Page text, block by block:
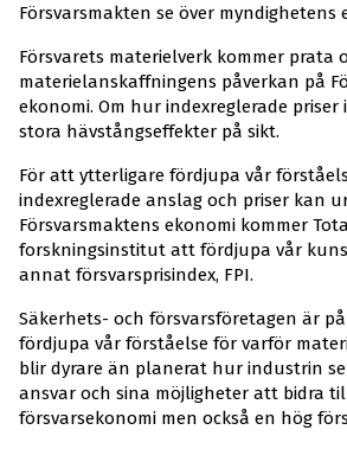
Försvarsmakten se över myndighetens
Försvarets materielverk kommer prata
materielanskaffningens påverkan på
ekonomi. Om hur indexreglerade priser
stora hävstångseffekter på sikt.
För att ytterligare fördjupa vår
indexreglerade anslag och priser kan
Försvarsmaktens ekonomi kommer
forskningsinstitut att fördjupa vår
annat försvarsprisindex, FPI.
Säkerhets- och försvarsföretagen är
fördjupa vår förståelse för varför
blir dyrare än planerat hur industrin
ansvar och sina möjligheter att bidra
försvarsekonomi men också en hög